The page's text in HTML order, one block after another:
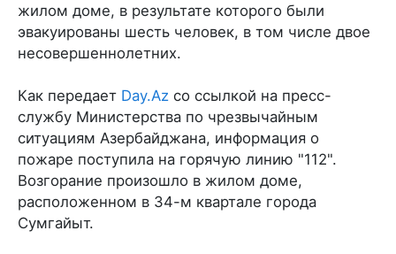
жилом доме, в результате которого были
эвакуированы шесть человек, в том числе двое
несовершеннолетних.
Как передает Day.Az со ссылкой на пресс-
службу Министерства по чрезвычайным
ситуациям Азербайджана, информация о
пожаре поступила на горячую линию "112".
Возгорание произошло в жилом доме,
расположенном в 34-м квартале города
Сумгайыт.